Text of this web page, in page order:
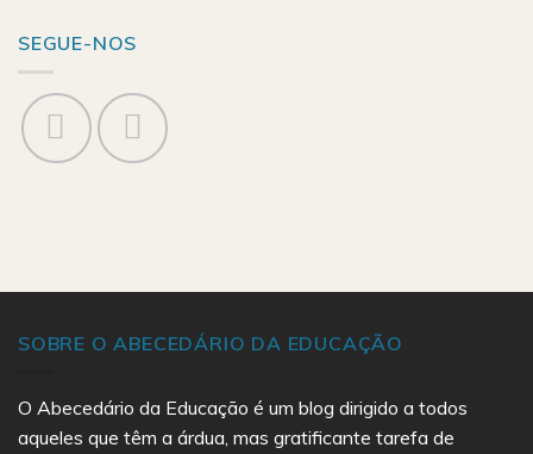
SEGUE-NOS
SOBRE O ABECEDÁRIO DA EDUCAÇÃO
O Abecedário da Educação é um blog dirigido a todos
aqueles que têm a árdua, mas gratificante tarefa de